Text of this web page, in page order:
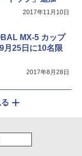
2017年11月10日
MX-5 カップ
月25日に10名限
2017年8月28日